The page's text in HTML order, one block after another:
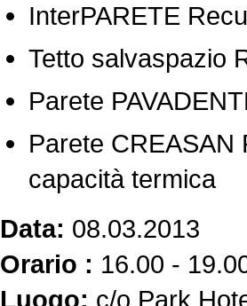
InterPARETE
Tetto salvaspazio
Parete
Parete CREASAN
capacità termica
Data: 08.03.2013
Orario : 16.00 -
Luogo: c/o Park